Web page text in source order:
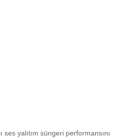
ses yalıtım süngeri performansını